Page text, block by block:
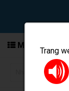
Trang
MENU